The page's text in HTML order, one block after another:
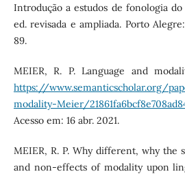
Introdução a estudos de fonologia
ed. revisada e ampliada. Porto
89.
MEIER, R. P. Language and
https://www.semanticscholar.org/
modality-Meier/
Acesso em: 16 abr. 2021.
MEIER, R. P. Why different, why the
and non-effects of modality upon